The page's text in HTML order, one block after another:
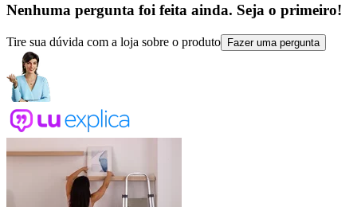
Nenhuma pergunta foi feita ainda. Seja o primeiro!
Tire sua dúvida com a loja sobre o produto Fazer uma pergunta